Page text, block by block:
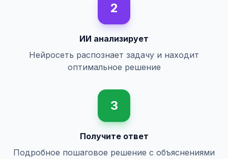
2
ИИ анализирует
Нейросеть распознает задачу и находит
оптимальное решение
3
Получите ответ
Подробное пошаговое решение с объяснениями